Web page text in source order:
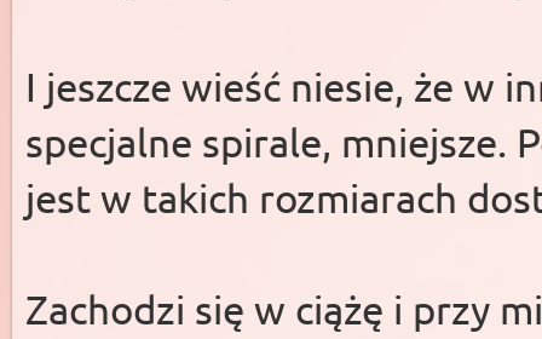
I jeszcze wieść niesie, że w
specjalne spirale, mniejsze.
jest w takich rozmiarach
Zachodzi się w ciążę i przy